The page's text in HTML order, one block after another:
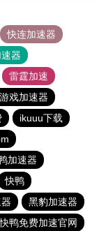
快连加速器
器
雷霆加速
戏加速器
ikuuu下载
加速器
快鸭
黑豹加速器
快鸭免费加速官网